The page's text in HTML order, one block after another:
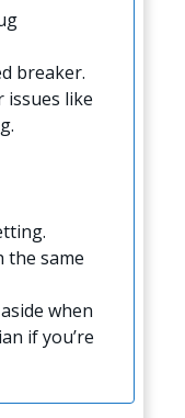
breaker.
issues like
the same
when
if you’re